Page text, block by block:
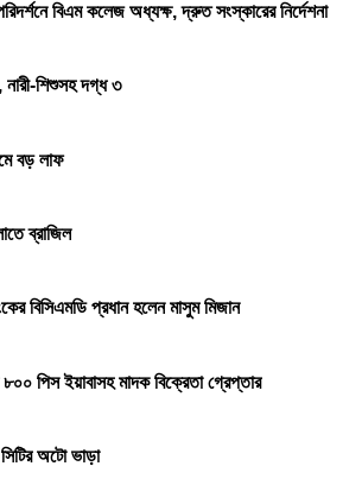
বিএম কলেজ অধ্যক্ষ, দ্রুত সংস্কারের নির্দেশনা
নারী-শিশুসহ দগ্ধ ৩
বড় লাফ
ব্রাজিল
বিসিএমডি প্রধান হলেন মাসুম মিজান
পিস ইয়াবাসহ মাদক বিক্রেতা গ্রেপ্তার
অটো ভাড়া